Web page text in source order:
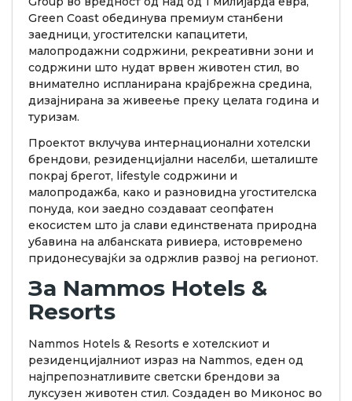
Green Coast обединува премиум станбени
заедници, угостителски капацитети,
малопродажни содржини, рекреативни зони и
содржини што нудат врвен животен стил, во
внимателно испланирана крајбрежна средина,
дизајнирана за живеење преку целата година и
туризам.
Проектот вклучува интернационални хотелски
брендови, резиденцијални населби, шеталиште
покрај брегот, lifestyle содржини и
малопродажба, како и разновидна угостителска
понуда, кои заедно создаваат сеопфатен
екосистем што ја слави единствената природна
убавина на aлбанската ривиера, истовремено
придонесувајќи за одржлив развој на регионот.
За Nammos Hotels &
Resorts
Nammos Hotels & Resorts е хотелскиот и
резиденцијалниот израз на Nammos, еден од
најпрепознатливите светски брендови за
луксузен животен стил. Создаден во Миконос во